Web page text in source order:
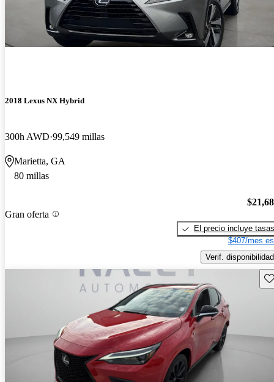
2018 Lexus NX Hybrid
300h AWD 99,549 millas
Marietta, GA
80 millas
Gran oferta
El precio incluye tasas
$407/mes
Verif. disponibilidad